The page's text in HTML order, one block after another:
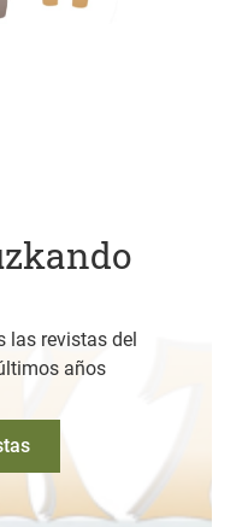
las revistas del
años